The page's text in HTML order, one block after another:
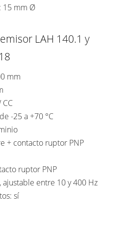
15 mm Ø
LAH 140.1 y
mm
-25 a +70 °C
+ contacto ruptor PNP
ruptor PNP
entre 10 y 400 Hz
sí